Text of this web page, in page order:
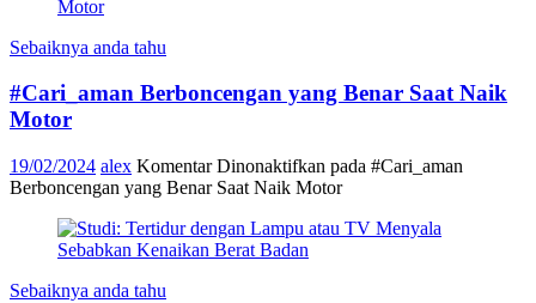
Sebaiknya anda tahu
#Cari_aman Berboncengan yang Benar Saat Naik
Motor
19/02/2024 alex Komentar Dinonaktifkan pada #Cari_aman
Berboncengan yang Benar Saat Naik Motor
Sebaiknya anda tahu